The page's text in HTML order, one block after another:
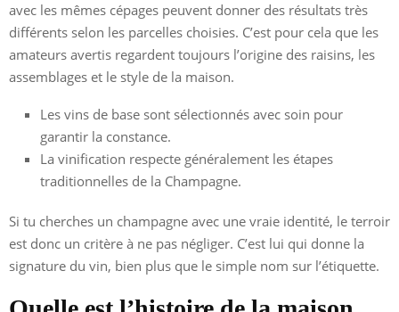
avec les mêmes cépages peuvent donner des résultats très
différents selon les parcelles choisies. C’est pour cela que les
amateurs avertis regardent toujours l’origine des raisins, les
assemblages et le style de la maison.
Les vins de base sont sélectionnés avec soin pour
garantir la constance.
La vinification respecte généralement les étapes
traditionnelles de la Champagne.
Si tu cherches un champagne avec une vraie identité, le terroir
est donc un critère à ne pas négliger. C’est lui qui donne la
signature du vin, bien plus que le simple nom sur l’étiquette.